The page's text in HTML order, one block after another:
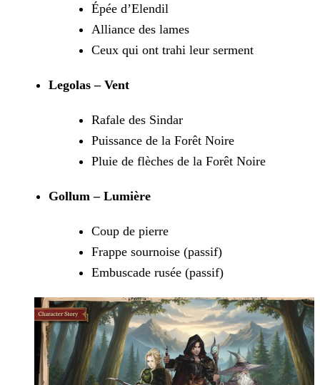
Épée d’Elendil
Alliance des lames
Ceux qui ont trahi leur serment
Legolas – Vent
Rafale des Sindar
Puissance de la Forêt Noire
Pluie de flèches de la Forêt Noire
Gollum – Lumière
Coup de pierre
Frappe sournoise (passif)
Embuscade rusée (passif)